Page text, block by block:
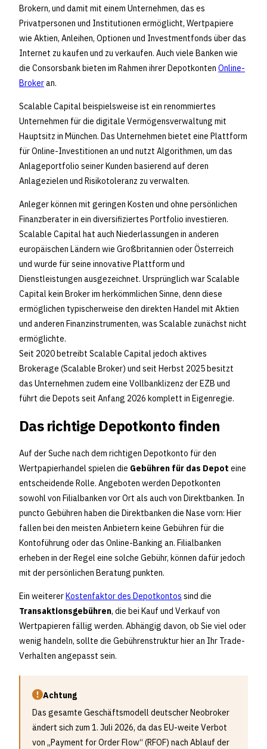
Brokern, und damit mit einem Unternehmen, das es
Privatpersonen und Institutionen ermöglicht, Wertpapiere
wie Aktien, Anleihen, Optionen und Investmentfonds über das
Internet zu kaufen und zu verkaufen. Auch viele Banken wie
die Consorsbank bieten im Rahmen ihrer Depotkonten Online-
Brokeran.
Scalable Capital beispielsweise ist ein renommiertes
Unternehmen für die digitale Vermögensverwaltung mit
Hauptsitz in München. Das Unternehmen bietet eine Plattform
für Online-Investitionen an und nutzt Algorithmen, um das
Anlageportfolio seiner Kunden basierend auf deren
Anlagezielen und Risikotoleranz zu verwalten.
Anleger können mit geringen Kosten und ohne persönlichen
Finanzberater in ein diversifiziertes Portfolio investieren.
Scalable Capital hat auch Niederlassungen in anderen
europäischen Ländern wie Großbritannien oder Österreich
und wurde für seine innovative Plattform und
Dienstleistungen ausgezeichnet. Ursprünglich war Scalable
Capital kein Broker im herkömmlichen Sinne, denn diese
ermöglichen typischerweise den direkten Handel mit Aktien
und anderen Finanzinstrumenten, was Scalable zunächst nicht
ermöglichte.
Seit 2020 betreibt Scalable Capital jedoch aktives
Brokerage (Scalable Broker) und seit Herbst 2025 besitzt
das Unternehmen zudem eine Vollbanklizenz der EZB und
führt die Depots seit Anfang 2026 komplett in Eigenregie.
Das richtige Depotkonto finden
Auf der Suche nach dem richtigen Depotkonto für den
Wertpapierhandel spielen die Gebühren für das Depot eine
entscheidende Rolle. Angeboten werden Depotkonten
sowohl von Filialbanken vor Ort als auch von Direktbanken. In
puncto Gebühren haben die Direktbanken die Nase vorn: Hier
fallen bei den meisten Anbietern keine Gebühren für die
Kontoführung oder das Online-Banking an. Filialbanken
erheben in der Regel eine solche Gebühr, können dafür jedoch
mit der persönlichen Beratung punkten.
Ein weitererKostenfaktor des Depotkontos sind die
Transaktionsgebühren, die bei Kauf und Verkauf von
Wertpapieren fällig werden. Abhängig davon, ob Sie viel oder
wenig handeln, sollte die Gebührenstruktur hier an Ihr Trade-
Verhalten angepasst sein.
Achtung
Das gesamte Geschäftsmodell deutscher Neobroker
ändert sich zum 1. Juli 2026, da das EU-weite Verbot
von „Payment for Order Flow“ (RFOF) nach Ablauf der